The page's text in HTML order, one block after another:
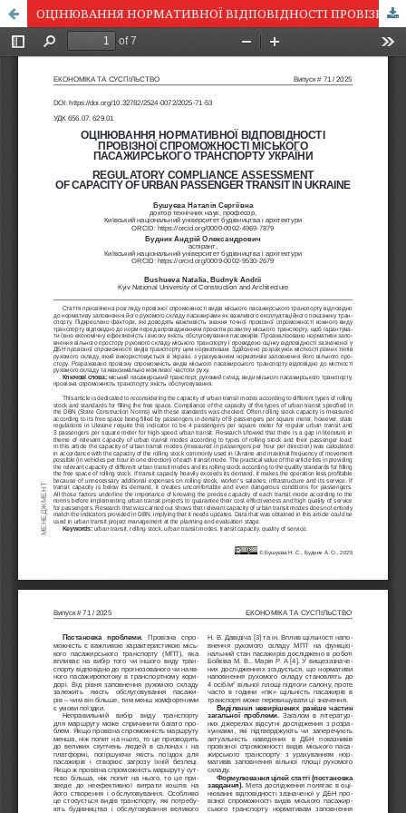
ОЦІНЮВАННЯ НОРМАТИВНОЇ ВІДПОВІДНОСТІ ПРОВІЗНОЇ СПРОМОЖНОСТІ МІСЬКОГО ПАСАЖИРСЬКОГО ТРАНСПОРТУ УКРАЇНИ